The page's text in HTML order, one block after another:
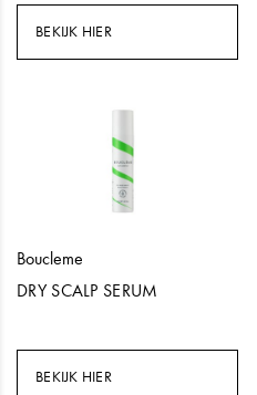
BEKIJK HIER
Boucleme
DRY SCALP SERUM
BEKIJK HIER